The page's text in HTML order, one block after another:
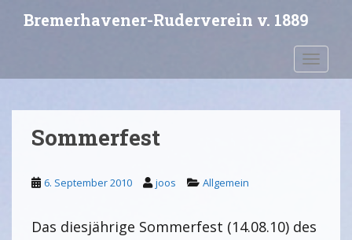
t
Bremerhavener-Ruderverein v. 1889
Toggle
Sommerfest
6. September 2010 joos Allgemein
Das diesjährige Sommerfest (14.08.10) des